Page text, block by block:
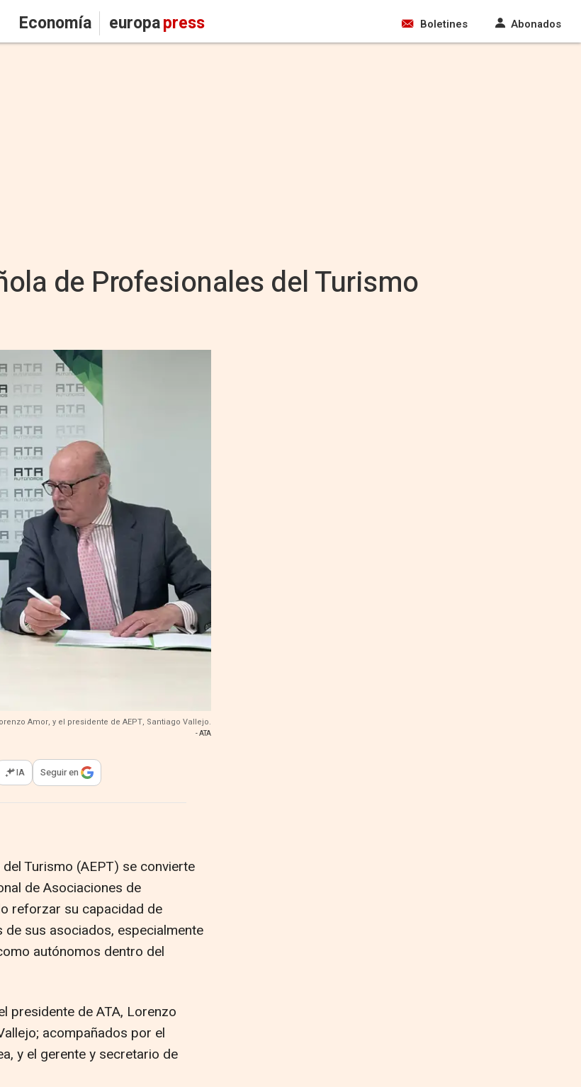
Economía europapress Boletines Abonados
de Profesionales del Turismo
Amor, y el presidente de AEPT, Santiago Vallejo.
- ATA
opciones para compartir
IA Seguir en
Turismo (AEPT) se convierte
de Asociaciones de
reforzar su capacidad de
sus asociados, especialmente
autónomos dentro del
presidente de ATA, Lorenzo
acompañados por el
y el gerente y secretario de